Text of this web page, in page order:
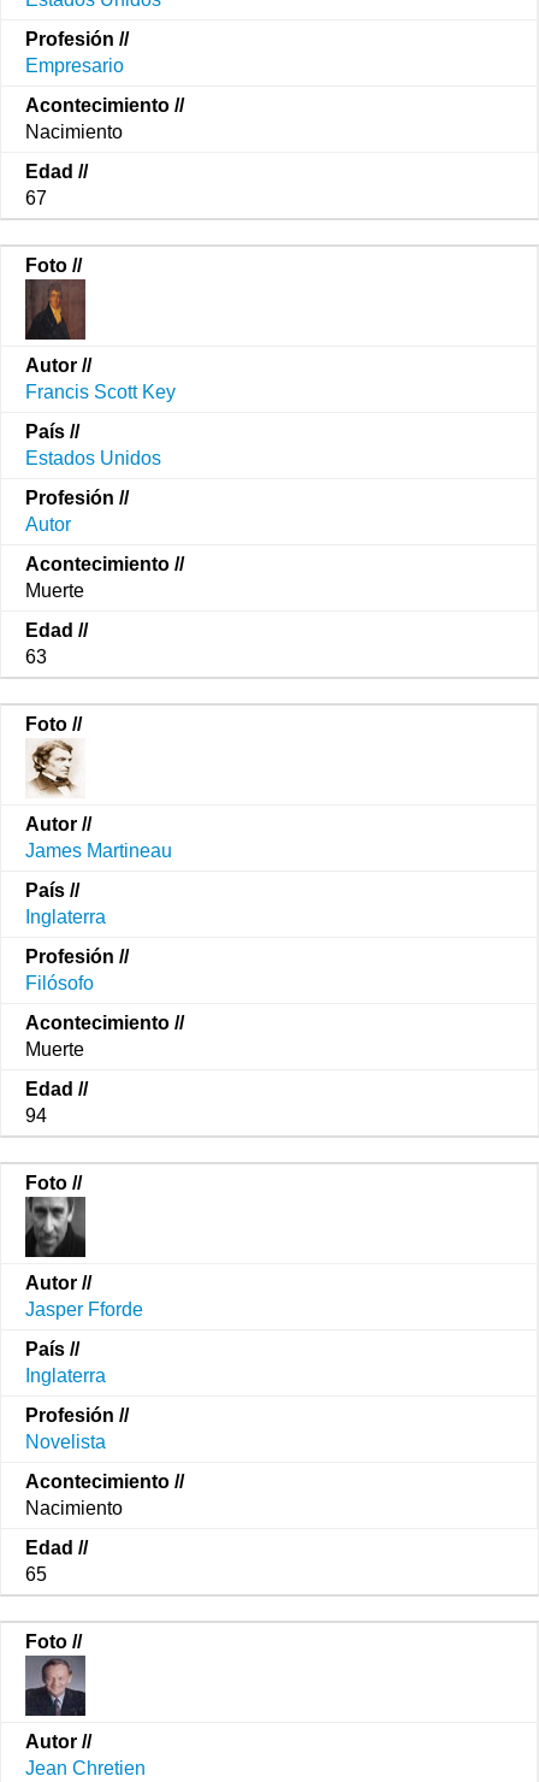
Empresario
Nacimiento
67
Francis Scott Key
Estados Unidos
Autor
Muerte
63
James Martineau
Inglaterra
Filósofo
Muerte
94
Jasper Fforde
Inglaterra
Novelista
Nacimiento
65
Jean Chretien